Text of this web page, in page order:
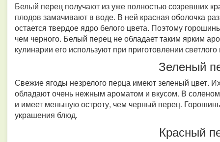
Белый перец получают из уже полностью созревших
плодов замачивают в воде. В ней красная оболочка
остается твердое ядро белого цвета. Поэтому
чем черного. Белый перец не обладает таким ярким
кулинарии его используют при приготовлении
Зеленый
Свежие ягоды незрелого перца имеют зеленый цвет.
обладают очень нежным ароматом и вкусом. В
и имеет меньшую остроту, чем черный перец.
украшения блюд.
Красный